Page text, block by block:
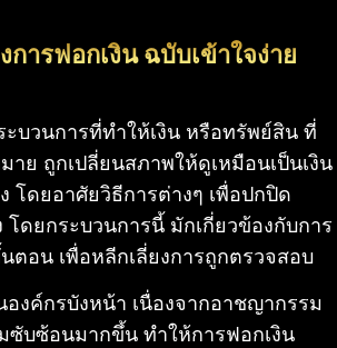
ารฟอกเงิน ฉบับเข้าใจง่าย
ะบวนการที่ทำให้เงิน หรือทรัพย์สิน ที่
าย ถูกเปลี่ยนสภาพให้ดูเหมือนเป็นเงิน
โดยอาศัยวิธีการต่างๆ เพื่อปกปิด
ดยกระบวนการนี้ มักเกี่ยวข้องกับการ
ตอน เพื่อหลีกเลี่ยงการถูกตรวจสอบ
งค์กรบังหน้า เนื่องจากอาชญากรรม
ซับซ้อนมากขึ้น ทำให้การฟอกเงิน